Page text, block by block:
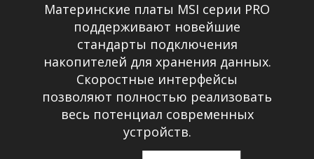
Материнские платы MSI серии PRO
поддерживают новейшие
стандарты подключения
накопителей для хранения данных.
Скоростные интерфейсы
позволяют полностью реализовать
весь потенциал современных
устройств.